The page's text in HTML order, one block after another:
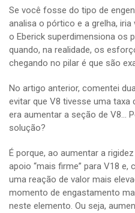
Se você fosse do tipo de
analisa o pórtico e a grelha,
o Eberick superdimensiona os
quando, na realidade, os
chegando no pilar é que são
No artigo anterior, comentei
evitar que V8 tivesse uma taxa
era aumentar a seção de V8…
solução?
É porque, ao aumentar a
apoio “mais firme” para V18 e,
uma reação de valor mais
momento de engastamento
neste elemento. Ou seja,